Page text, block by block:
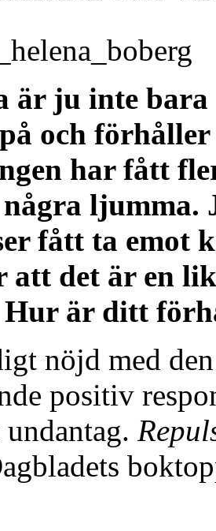
är ju inte
på och
har fått
några
fått ta emot
att det är en
Hur är ditt
nöjd med
positiv